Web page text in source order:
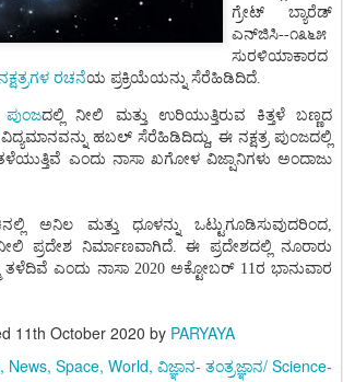
ಗ್ರೇಟ್
ಬ್ಯಾರೆಡ್
ಎನ್ಜಿಸಿ--೧೩೬೫
ಸುರಳಿಯಾಕಾರದ
ರಚನೆಯ ಪ್ರಕ್ರಿಯೆಯನ್ನು ಸೆರೆಹಿಡಿದಿದೆ.
ಪುಂಜದಲ್ಲಿ ನೀಲಿ ಮತ್ತು ಉರಿಯುತ್ತಿರುವ ಕಿತ್ತಳೆ
ಬಣ್ಣದ
ವಿದ್ಯಮಾನವನ್ನು ಹಬಲ್ ಸೆರೆಹಿಡಿದಿದ್ದು, ಈ ನಕ್ಷತ್ರ ಪುಂಜದಲ್ಲಿ
ಎಂದು ನಾಸಾ ಖಗೋಳ ವಿಜ್ಷಾನಿಗಳು ಅಂದಾಜು
ಅನಿಲ ಮತ್ತು ಧೂಳನ್ನು ಒಟ್ಟುಗೂಡಿಸುವುದರಿಂದ,
ಪ್ರದೇಶ ನಿರ್ಮಾಣವಾಗಿದೆ. ಈ ಪ್ರದೇಶದಲ್ಲಿ ನೂರಾರು
ತಳೆದಿವೆ ಎಂದು ನಾಸಾ2020ಅಕ್ಟೋಬರ್ 11ರ ಭಾನುವಾರ
11th October 2020 by PARYAYA
News Space World ವಿಜ್ಞಾನ- ತಂತ್ರಜ್ಞಾನ/ Science-